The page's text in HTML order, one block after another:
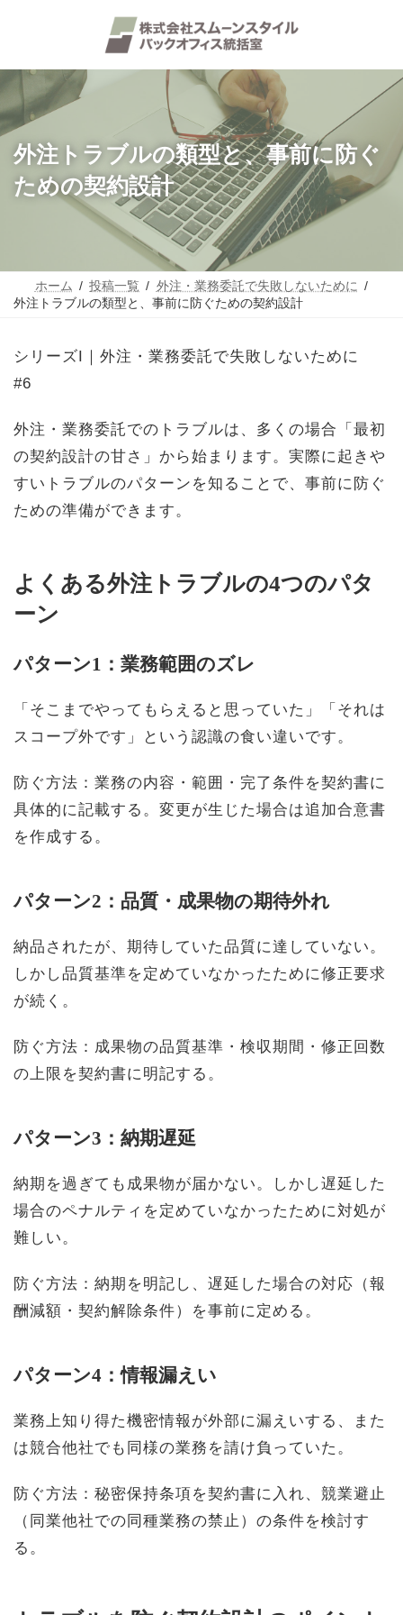
ツ
キ
ッ
シ
に
移
外注トラブルの類型と、事前に防ぐ
ための契約設計
ホーム 投稿一覧
外注・業務委託で失敗しないために
外注トラブルの類型と、事前に防ぐための契約設計
シリーズI｜外注・業務委託で失敗しないために
#6
外注・業務委託でのトラブルは、多くの場合「最初
の契約設計の甘さ」から始まります。実際に起きや
すいトラブルのパターンを知ることで、事前に防ぐ
ための準備ができます。
よくある外注トラブルの4つのパタ
ーン
パターン1：業務範囲のズレ
「そこまでやってもらえると思っていた」「それは
スコープ外です」という認識の食い違いです。
防ぐ方法：業務の内容・範囲・完了条件を契約書に
具体的に記載する。変更が生じた場合は追加合意書
を作成する。
パターン2：品質・成果物の期待外れ
納品されたが、期待していた品質に達していない。
しかし品質基準を定めていなかったために修正要求
が続く。
防ぐ方法：成果物の品質基準・検収期間・修正回数
の上限を契約書に明記する。
パターン3：納期遅延
納期を過ぎても成果物が届かない。しかし遅延した
場合のペナルティを定めていなかったために対処が
難しい。
防ぐ方法：納期を明記し、遅延した場合の対応（報
酬減額・契約解除条件）を事前に定める。
パターン4：情報漏えい
業務上知り得た機密情報が外部に漏えいする、また
は競合他社でも同様の業務を請け負っていた。
防ぐ方法：秘密保持条項を契約書に入れ、競業避止
（同業他社での同種業務の禁止）の条件を検討す
る。